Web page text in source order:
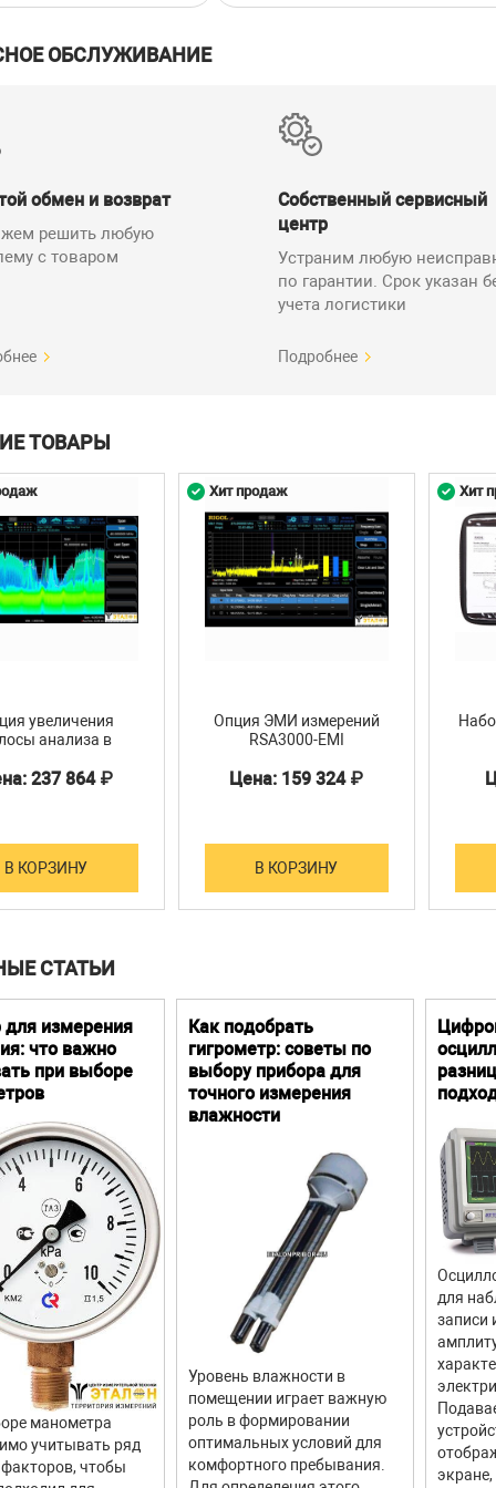
ОБСЛУЖИВАНИЕ
обмен и возврат
решить любую
с товаром
Собственный сервисный
центр
Устраним любую
по гарантии. Срок указан
учета логистики
Подробнее
ТОВАРЫ
увеличения
анализа в
RSA3000-B40
237 864 ₽
В КОРЗИНУ
Опция ЭМИ измерений
RSA3000-EMI
Цена: 159 324 ₽
В КОРЗИНУ
Хит продаж Хит
СТАТЬИ
для измерения
что важно
при выборе
манометра
учитывать ряд
чтобы
Как подобрать
гигрометр: советы по
выбору прибора для
точного измерения
влажности
Уровень влажности в
помещении играет важную
роль в формировании
оптимальных условий для
комфортного пребывания.
для
записи